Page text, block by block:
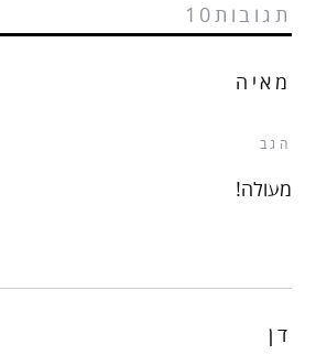
תגובות10
הגב
מאיה
מעולה!
דן